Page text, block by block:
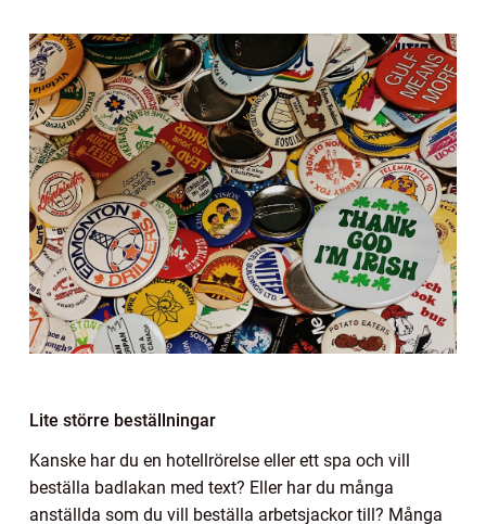
Lite större beställningar
Kanske har du en hotellrörelse eller ett spa och vill
beställa badlakan med text? Eller har du många
anställda som du vill beställa arbetsjackor till? Många